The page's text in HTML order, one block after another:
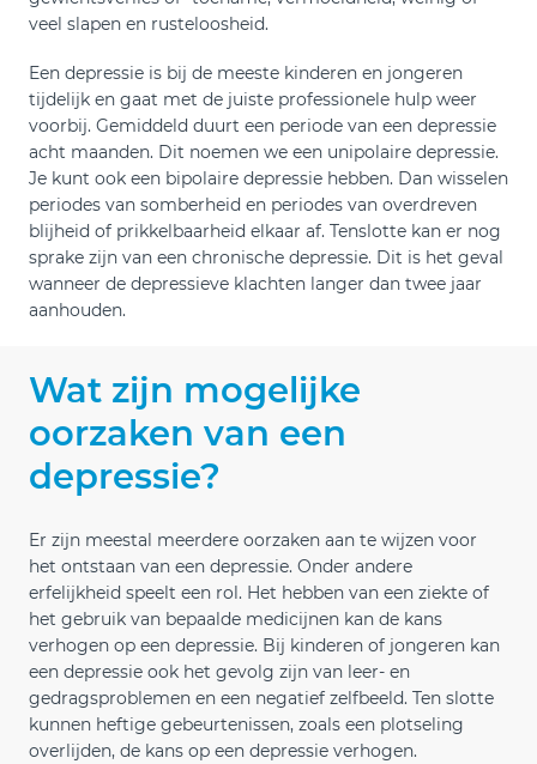
veel slapen en rusteloosheid.
Een depressie is bij de meeste kinderen en jongeren
tijdelijk en gaat met de juiste professionele hulp weer
voorbij. Gemiddeld duurt een periode van een depressie
acht maanden. Dit noemen we een unipolaire depressie.
Je kunt ook een bipolaire depressie hebben. Dan wisselen
periodes van somberheid en periodes van overdreven
blijheid of prikkelbaarheid elkaar af. Tenslotte kan er nog
sprake zijn van een chronische depressie. Dit is het geval
wanneer de depressieve klachten langer dan twee jaar
aanhouden.
Wat zijn mogelijke
oorzaken van een
depressie?
Er zijn meestal meerdere oorzaken aan te wijzen voor
het ontstaan van een depressie. Onder andere
erfelijkheid speelt een rol. Het hebben van een ziekte of
het gebruik van bepaalde medicijnen kan de kans
verhogen op een depressie. Bij kinderen of jongeren kan
een depressie ook het gevolg zijn van leer- en
gedragsproblemen en een negatief zelfbeeld. Ten slotte
kunnen heftige gebeurtenissen, zoals een plotseling
overlijden, de kans op een depressie verhogen.